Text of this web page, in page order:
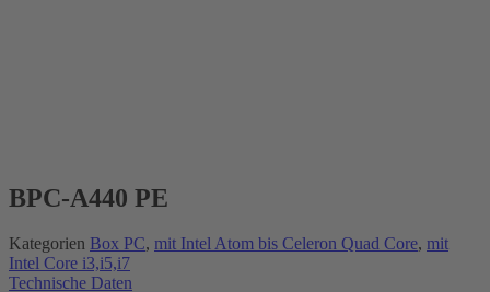
BPC-A440 PE
Kategorien Box PC, mit Intel Atom bis Celeron Quad Core, mit
Intel Core i3,i5,i7
Technische Daten